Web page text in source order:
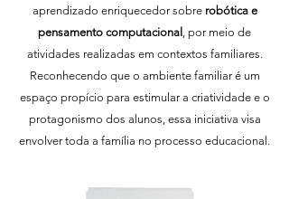
aprendizado enriquecedor sobre robótica e
pensamento computacional , por meio de
atividades realizadas em contextos familiares.
Reconhecendo que o ambiente familiar é um
espaço propício para estimular a criatividade e o
protagonismo dos alunos, essa iniciativa visa
envolver toda a família no processo educacional.